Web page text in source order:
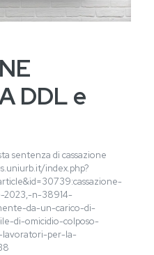
DDL e
sentenza di cassazione
index.php?
2023,-n-38914-
da-un-carico-di-
di-omicidio-colposo-
per-la-